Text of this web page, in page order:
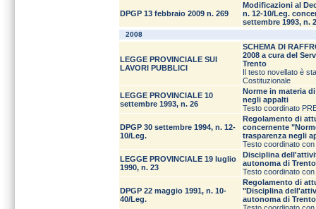
DPGP 13 febbraio 2009 n. 269
Modificazioni al
n. 12-10/Leg.
settembre 1993, n.
2008
LEGGE PROVINCIALE SUI
LAVORI PUBBLICI
SCHEMA DI
2008 a cura del
Trento
Il testo novellato è
Costituzionale
LEGGE PROVINCIALE 10
settembre 1993, n. 26
Norme in materia
negli appalti
Testo coordinato
DPGP 30 settembre 1994, n. 12-
10/Leg.
Regolamento di
concernente
trasparenza negli
Testo coordinato
LEGGE PROVINCIALE 19 luglio
1990, n. 23
Disciplina
autonoma di Trento
Testo coordinato
DPGP 22 maggio 1991, n. 10-
40/Leg.
Regolamento di
"Disciplina
autonoma di